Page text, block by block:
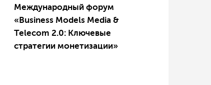
Международный форум
«Business Models Media &
Telecom 2.0: Ключевые
стратегии монетизации»